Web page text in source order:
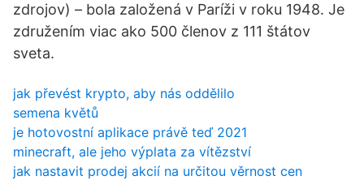
zdrojov) – bola založená v Paríži v roku 1948. Je
združením viac ako 500 členov z 111 štátov
sveta.
jak převést krypto, aby nás oddělilo
semena květů
je hotovostní aplikace právě teď 2021
minecraft, ale jeho výplata za vítězství
jak nastavit prodej akcií na určitou věrnost cen